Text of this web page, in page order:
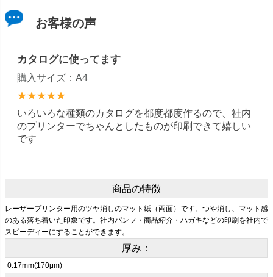
お客様の声
カタログに使ってます
購入サイズ：A4
★★★★★
いろいろな種類のカタログを都度都度作るので、社内
のプリンターでちゃんとしたものが印刷できて嬉しい
です
商品の特徴
レーザープリンター用のツヤ消しのマット紙（両面）です。つや消し、マット感
のある落ち着いた印象です。社内パンフ・商品紹介・ハガキなどの印刷を社内で
スピーディーにすることができます。
厚み：
0.17mm(170μm)